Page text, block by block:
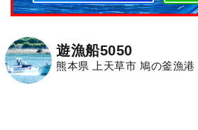
遊漁船5050
熊本県 上天草市 鳩の釜漁港